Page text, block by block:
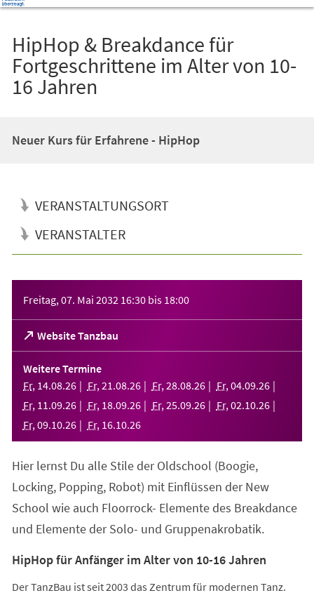
HipHop & Breakdance für
Fortgeschrittene im Alter von 10-
16 Jahren
Neuer Kurs für Erfahrene - HipHop
VERANSTALTUNGSORT
VERANSTALTER
Freitag, 07. Mai 2032 16:30 bis 18:00
Website Tanzbau
(Öffnet
in
einem
neuen
Tab)
Weitere Termine
Fr, 14.08.26 Fr, 21 .08.26 Fr, 28.08.26 Fr, 04.09.26
Fr, 11 .09.26 Fr, 18.09.26 Fr, 25.09.26 Fr, 02.10.26
Fr, 09.10.26 Fr, 16.10.26
Hier lernst Du alle Stile der Oldschool (Boogie,
Locking, Popping, Robot) mit Einflüssen der New
School wie auch Floorrock- Elemente des Breakdance
und Elemente der Solo- und Gruppenakrobatik.
HipHop für Anfänger im Alter von 10-16 Jahren
Der TanzBau ist seit 2003 das Zentrum für modernen Tanz.